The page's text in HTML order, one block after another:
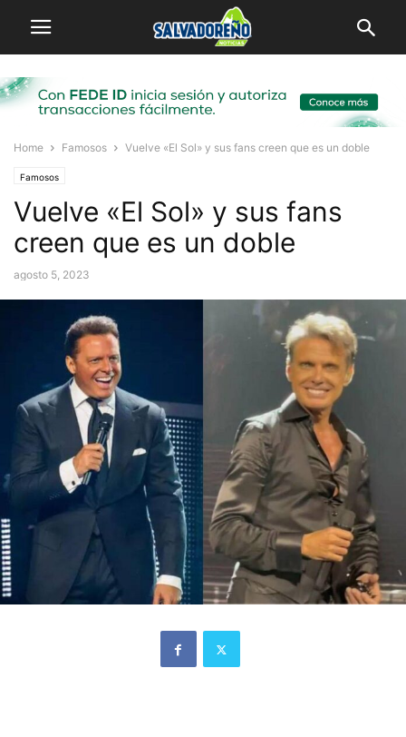
Home Famosos Vuelve «El Sol» y sus fans creen que es un doble
Famosos
Vuelve «El Sol» y sus fans
creen que es un doble
agosto 5, 2023